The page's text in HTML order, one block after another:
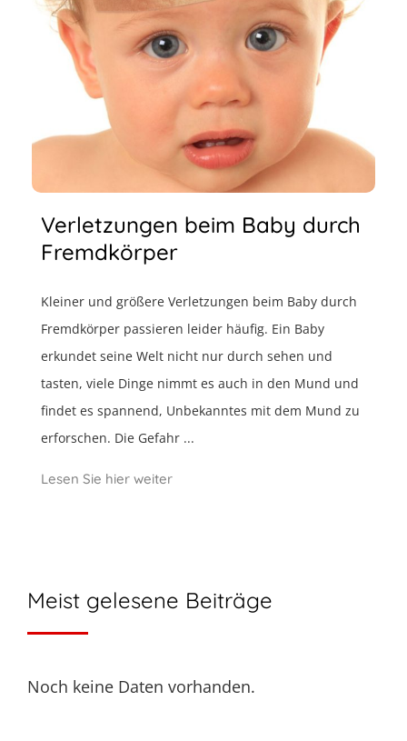
Verletzungen beim Baby durch
Fremdkörper
Kleiner und größere Verletzungen beim Baby durch
Fremdkörper passieren leider häufig. Ein Baby
erkundet seine Welt nicht nur durch sehen und
tasten, viele Dinge nimmt es auch in den Mund und
findet es spannend, Unbekanntes mit dem Mund zu
erforschen. Die Gefahr ...
Lesen Sie hier weiter
Meist gelesene Beiträge
Noch keine Daten vorhanden.